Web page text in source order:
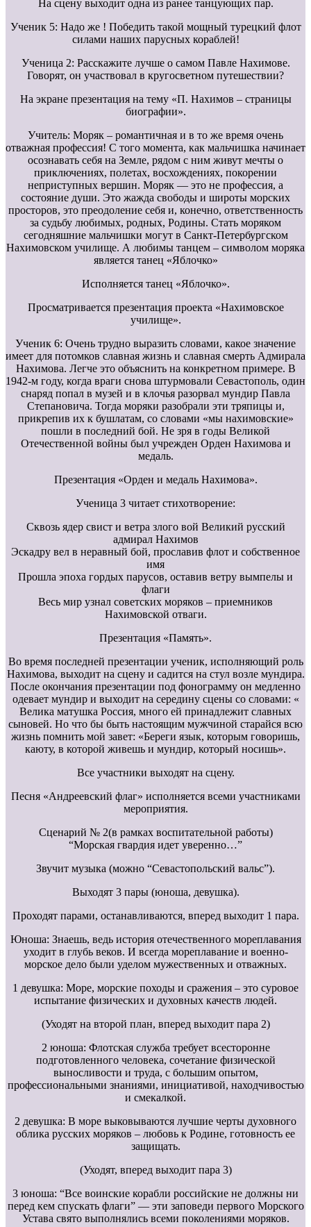
На сцену выходит одна из ранее танцующих пар.
Ученик 5: Надо же ! Победить такой мощный турецкий флот
силами наших парусных кораблей!
Ученица 2: Расскажите лучше о самом Павле Нахимове.
Говорят, он участвовал в кругосветном путешествии?
На экране презентация на тему «П. Нахимов – страницы
биографии».
Учитель: Моряк – романтичная и в то же время очень
отважная профессия! С того момента, как мальчишка начинает
осознавать себя на Земле, рядом с ним живут мечты о
приключениях, полетах, восхождениях, покорении
неприступных вершин. Моряк — это не профессия, а
состояние души. Это жажда свободы и широты морских
просторов, это преодоление себя и, конечно, ответственность
за судьбу любимых, родных, Родины. Стать моряком
сегодняшние мальчишки могут в Санкт-Петербургском
Нахимовском училище. А любимы танцем – символом моряка
является танец «Яблочко»
Исполняется танец «Яблочко».
Просматривается презентация проекта «Нахимовское
училище».
Ученик 6: Очень трудно выразить словами, какое значение
имеет для потомков славная жизнь и славная смерть Адмирала
Нахимова. Легче это объяснить на конкретном примере. В
1942-м году, когда враги снова штурмовали Севастополь, один
снаряд попал в музей и в клочья разорвал мундир Павла
Степановича. Тогда моряки разобрали эти тряпицы и,
прикрепив их к бушлатам, со словами «мы нахимовские»
пошли в последний бой. Не зря в годы Великой
Отечественной войны был учрежден Орден Нахимова и
медаль.
Презентация «Орден и медаль Нахимова».
Ученица 3 читает стихотворение:
Сквозь ядер свист и ветра злого вой Великий русский
адмирал Нахимов
Эскадру вел в неравный бой, прославив флот и собственное
имя
Прошла эпоха гордых парусов, оставив ветру вымпелы и
флаги
Весь мир узнал советских моряков – приемников
Нахимовской отваги.
Презентация «Память».
Во время последней презентации ученик, исполняющий роль
Нахимова, выходит на сцену и садится на стул возле мундира.
После окончания презентации под фонограмму он медленно
одевает мундир и выходит на середину сцены со словами: «
Велика матушка Россия, много ей принадлежит славных
сыновей. Но что бы быть настоящим мужчиной старайся всю
жизнь помнить мой завет: «Береги язык, которым говоришь,
каюту, в которой живешь и мундир, который носишь».
Все участники выходят на сцену.
Песня «Андреевский флаг» исполняется всеми участниками
мероприятия.
Сценарий № 2(в рамках воспитательной работы)
“Морская гвардия идет уверенно…”
Звучит музыка (можно “Севастопольский вальс”).
Выходят 3 пары (юноша, девушка).
Проходят парами, останавливаются, вперед выходит 1 пара.
Юноша: Знаешь, ведь история отечественного мореплавания
уходит в глубь веков. И всегда мореплавание и военно-
морское дело были уделом мужественных и отважных.
1 девушка: Море, морские походы и сражения – это суровое
испытание физических и духовных качеств людей.
(Уходят на второй план, вперед выходит пара 2)
2 юноша: Флотская служба требует всесторонне
подготовленного человека, сочетание физической
выносливости и труда, с большим опытом,
профессиональными знаниями, инициативой, находчивостью
и смекалкой.
2 девушка: В море выковываются лучшие черты духовного
облика русских моряков – любовь к Родине, готовность ее
защищать.
(Уходят, вперед выходит пара 3)
3 юноша: “Все воинские корабли российские не должны ни
перед кем спускать флаги” — эти заповеди первого Морского
Устава свято выполнялись всеми поколениями моряков.